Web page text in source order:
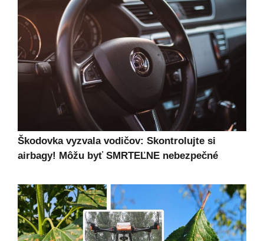
Škodovka vyzvala vodičov: Skontrolujte si
airbagy! Môžu byť SMRTEĽNE nebezpečné